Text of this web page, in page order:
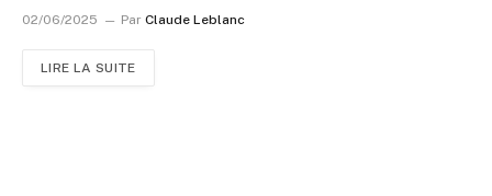
02/06/2025 Par Claude Leblanc
LIRE LA SUITE